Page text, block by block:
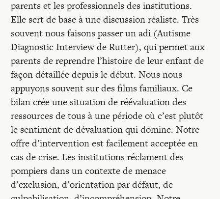
parents et les professionnels des institutions.
Elle sert de base à une discussion réaliste. Très
souvent nous faisons passer un adi (Autisme
Diagnostic Interview de Rutter), qui permet aux
parents de reprendre l’histoire de leur enfant de
façon détaillée depuis le début. Nous nous
appuyons souvent sur des films familiaux. Ce
bilan crée une situation de réévaluation des
ressources de tous à une période où c’est plutôt
le sentiment de dévaluation qui domine. Notre
offre d’intervention est facilement acceptée en
cas de crise. Les institutions réclament des
pompiers dans un contexte de menace
d’exclusion, d’orientation par défaut, de